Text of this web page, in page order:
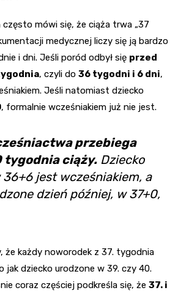
mówi się, że ciąża trwa „37
medycznej liczy się ją bardzo
i dni. Jeśli poród odbył się przed
, czyli do 36 tygodni i 6 dni,
Jeśli natomiast dziecko
, formalnie wcześniakiem już nie jest.
przebiega
tygodnia ciąży. Dziecko
jest wcześniakiem, a
dzień później, w 37+0,
że każdy noworodek z 37. tygodnia
jak dziecko urodzone w 39. czy 40.
coraz częściej podkreśla się, że 37. i